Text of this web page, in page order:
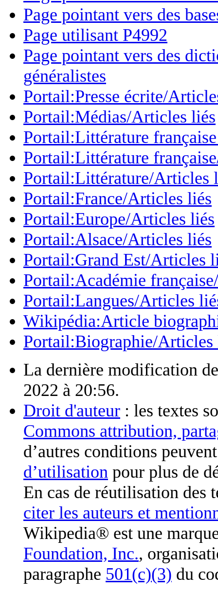
Page pointant vers des
Page utilisant P4992
Page pointant vers des
généralistes
Portail:Presse écrite/
Portail:Médias/Articles liés
Portail:Littérature
Portail:Littérature
Portail:Littérature/Articles
Portail:France/Articles liés
Portail:Europe/Articles liés
Portail:Alsace/Articles liés
Portail:Grand Est/Articles
Portail:Académie
Portail:Langues/Articles
Wikipédia:Article
Portail:Biographie/Articles
La dernière modification
2022 à 20:56.
Droit d'auteur : les textes
Commons attribution,
d’autres conditions
d’utilisation pour plus de
En cas de réutilisation des
citer les auteurs et
Wikipedia® est une
Foundation, Inc.,
paragraphe 501(c)(3) du